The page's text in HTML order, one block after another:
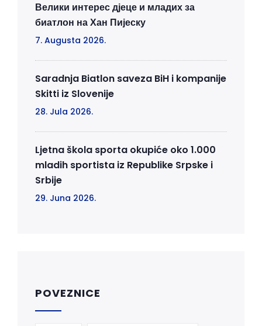
Велики интерес дјеце и младих за
биатлон на Хан Пијеску
7. Augusta 2026.
Saradnja Biatlon saveza BiH i kompanije
Skitti iz Slovenije
28. Jula 2026.
Ljetna škola sporta okupiće oko 1.000
mladih sportista iz Republike Srpske i
Srbije
29. Juna 2026.
POVEZNICE